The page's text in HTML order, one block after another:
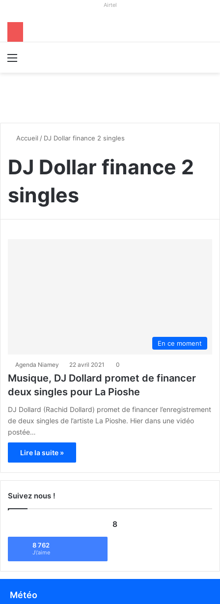
Airtel
Accueil / DJ Dollar finance 2 singles
DJ Dollar finance 2
singles
En ce moment
Agenda Niamey 22 avril 2021 0
Musique, DJ Dollard promet de financer
deux singles pour La Pioshe
DJ Dollard (Rachid Dollard) promet de financer l’enregistrement
de deux singles de l’artiste La Pioshe. Hier dans une vidéo
postée…
Lire la suite »
Suivez nous !
8
8 762
J\'aime
Météo